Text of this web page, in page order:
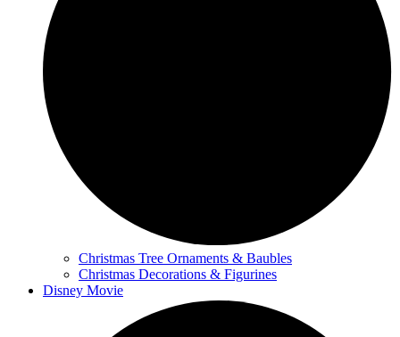
Christmas Tree Ornaments & Baubles
Christmas Decorations & Figurines
Disney Movie